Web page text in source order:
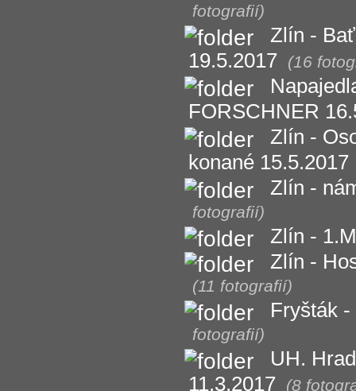
fotografií)
Zlín -
19.5.2017
(16
FORSCHNER
Zlín -
konané 15.5.2017
Zlín -
fotografií)
Zlín -
Zlín -
(11 fotografií)
Fryšták
fotografií)
UH.
11.3.2017
(8